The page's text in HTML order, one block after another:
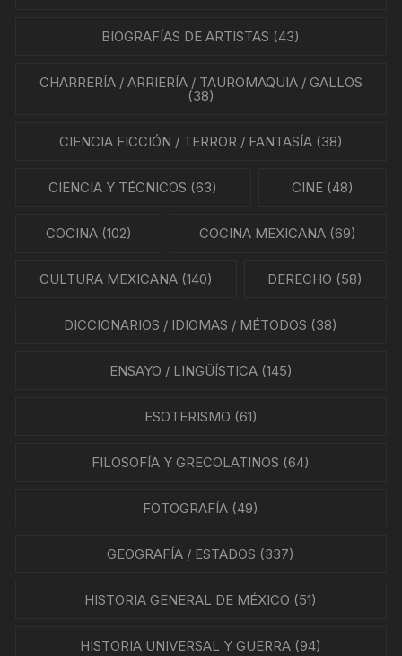
BIOGRAFÍAS DE ARTISTAS (43)
CHARRERÍA / ARRIERÍA / TAUROMAQUIA / GALLOS
(38)
CIENCIA FICCIÓN / TERROR / FANTASÍA(38)
CIENCIA Y TÉCNICOS (63) CINE(48)
COCINA(102) COCINA MEXICANA (69)
CULTURA MEXICANA(140) DERECHO (58)
DICCIONARIOS / IDIOMAS / MÉTODOS (38)
ENSAYO / LINGÜÍSTICA(145)
ESOTERISMO (61)
FILOSOFÍA Y GRECOLATINOS (64)
FOTOGRAFÍA (49)
GEOGRAFÍA / ESTADOS (337)
HISTORIA GENERAL DE MÉXICO (51)
HISTORIA UNIVERSAL Y GUERRA (94)